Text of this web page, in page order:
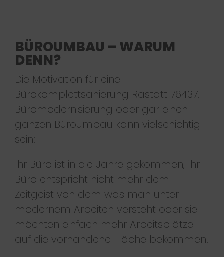
BÜROUMBAU – WARUM
DENN?
Die Motivation für eine
Bürokomplettsanierung Rastatt 76437,
Büromodernisierung oder gar einen
ganzen Büroumbau kann vielschichtig
sein:
Ihr Büro ist in die Jahre gekommen, Ihr
Büro entspricht nicht mehr dem
Zeitgeist von dem was man unter
modernem Arbeiten versteht oder sie
möchten einfach mehr Arbeitsplätze
auf die vorhandene Fläche bekommen.